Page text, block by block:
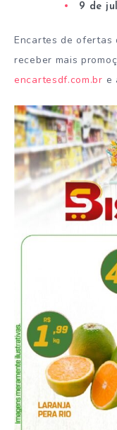
9 de
Encartes de ofertas
receber mais
encartesdf.com.br e